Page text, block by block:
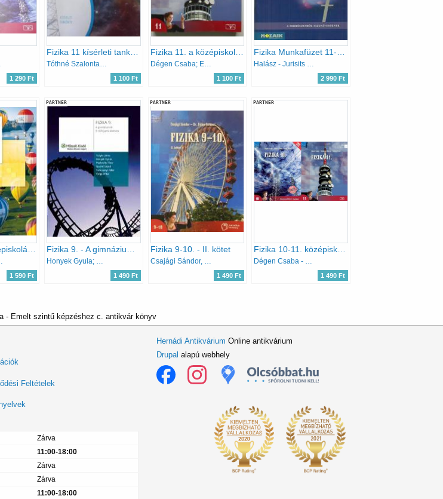
1 290 Ft
Fizika 11 kísérleti tankönyv
Tóthné Szalontay Anna
1 100 Ft
Fizika 11. a középiskolák számára
Dégen Csaba; Elblinger Ferenc; Simon Péter
1 100 Ft
Halász - Jurisits - Szűcs
2 990 Ft
1 590 Ft
PARTNER
1 490 Ft
PARTNER
Fizika 9-10. - II. kötet
1 490 Ft
PARTNER
1 490 Ft
- Emelt szintű képzéshez c. antikvár könyv
Feltételek
Zárva
11:00-18:00
Zárva
Zárva
11:00-18:00
Hernádi Antikvárium Online antikvárium
Drupal alapú webhely